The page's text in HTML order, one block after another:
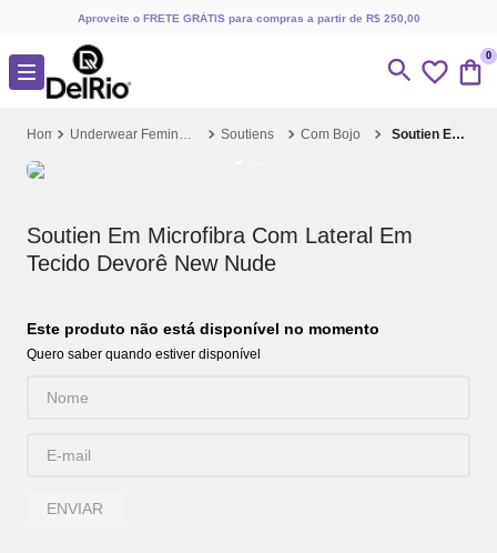
Aproveite o FRETE GRÁTIS para compras a partir de R$ 250,00
0
Underwear Feminino Soutiens Com Bojo Soutien Em Microfibra Com Lateral Em Tecido Devorê New Nude
Soutien Em Microfibra Com Lateral Em
Tecido Devorê New Nude
Este produto não está disponível no momento
Quero saber quando estiver disponível
ENVIAR